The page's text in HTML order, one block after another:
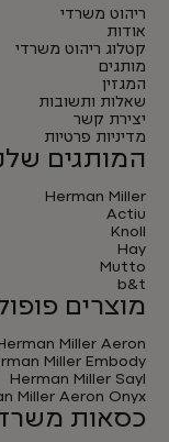
ריהוט משרדי
אודות
קטלוג ריהוט משרדי
מותגים
המגזין
שאלות ותשובות
יצירת קשר
מדיניות פרטיות
המותגים
Herman Miller
Actiu
Knoll
Hay
Mutto
b&t
מוצרים
Miller Aeron
Miller Embody
Herman Miller Sayl
Miller Aeron Onyx
כסאות